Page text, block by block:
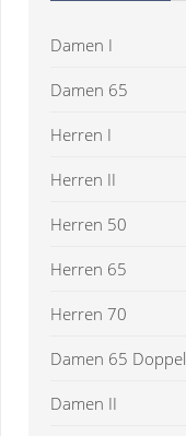
Damen I
Damen 65
Herren I
Herren II
Herren 50
Herren 65
Herren 70
Damen 65 Doppel
Damen II